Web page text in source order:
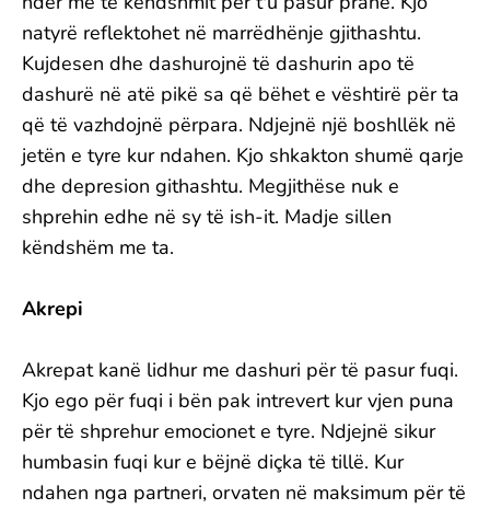
natyrë reflektohet në marrëdhënje gjithashtu.
Kujdesen dhe dashurojnë të dashurin apo të
dashurë në atë pikë sa që bëhet e vështirë për ta
që të vazhdojnë përpara. Ndjejnë një boshllëk në
jetën e tyre kur ndahen. Kjo shkakton shumë qarje
dhe depresion githashtu. Megjithëse nuk e
shprehin edhe në sy të ish-it. Madje sillen
këndshëm me ta.
Akrepi
Akrepat kanë lidhur me dashuri për të pasur fuqi.
Kjo ego për fuqi i bën pak intrevert kur vjen puna
për të shprehur emocionet e tyre. Ndjejnë sikur
humbasin fuqi kur e bëjnë diçka të tillë. Kur
ndahen nga partneri, orvaten në maksimum për të